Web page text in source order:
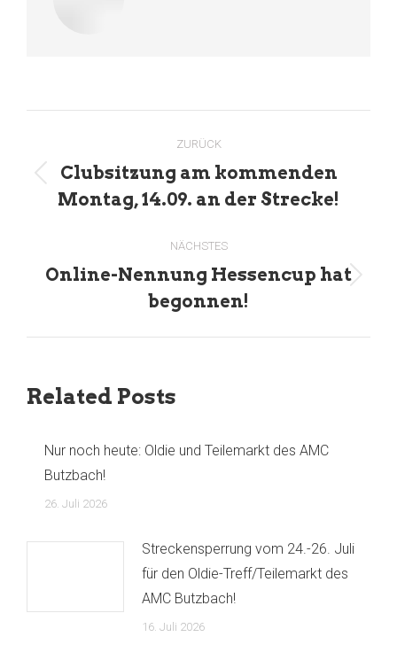
ZURÜCK
Vorheriger
Beitrag:
Clubsitzung am kommenden
Montag, 14.09. an der Strecke!
NÄCHSTES
Nächster
Beitrag:
Online-Nennung Hessencup hat
begonnen!
Related Posts
Nur noch heute: Oldie und Teilemarkt des AMC
Butzbach!
26. Juli 2026
Streckensperrung vom 24.-26. Juli
für den Oldie-Treff/Teilemarkt des
AMC Butzbach!
16. Juli 2026